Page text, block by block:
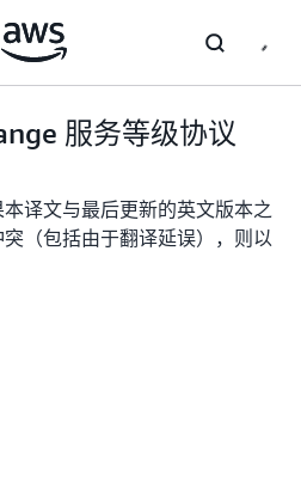
服务等级协议
译文与最后更新的英文版本之
（包括由于翻译延误），则以